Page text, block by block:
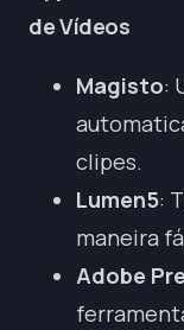
de Vídeos
Magisto:
clipes.
Lumen5:
maneira
Adobe